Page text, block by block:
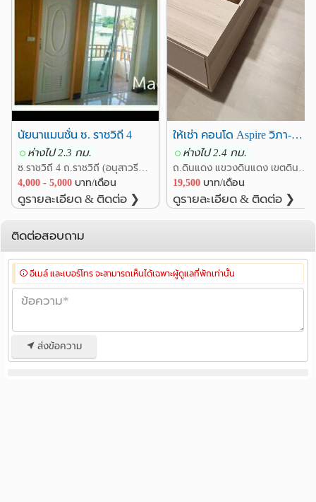
นัยนาแมนชั่น ซ. ราชวิถี 4
ห่างไป 2.3 กม.
ซ.ราชวิถี 4 ถ.ราชวิถี (อนุสาวรีชัยสมรภูมิ) แขวงสามเสนใน เขตพญาไท กรุงเทพ
4,000 - 5,000 บาท/เดือน
ดูรายละเอียด & ติดต่อ ❯
ให้เช่า คอนโด Aspire วิภา-วิคทอรี่ ใหม่เอี่ยม พร้อมอยู่ครับ 19500/เดือน
ห่างไป 2.4 กม.
ถ.ดินแดง แขวงดินแดง เขตดินแดง กรุงเทพ
19,500 บาท/เดือน
ดูรายละเอียด & ติดต่อ ❯
ติดต่อสอบถาม
อีเมล์ และเบอร์โทร จะสามารถเห็นได้เฉพาะผู้ดูแลที่พักเท่านั้น
ส่งข้อความ